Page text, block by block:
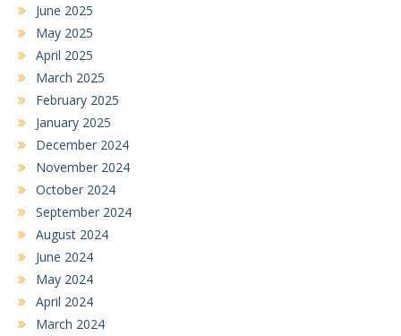
June 2025
May 2025
April 2025
March 2025
February 2025
January 2025
December 2024
November 2024
October 2024
September 2024
August 2024
June 2024
May 2024
April 2024
March 2024